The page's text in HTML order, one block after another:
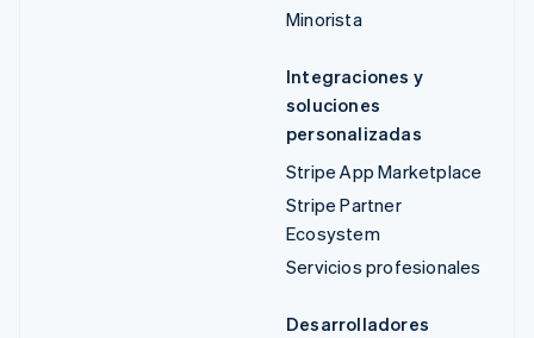
Minorista
Integraciones y
soluciones
personalizadas
Stripe App Marketplace
Stripe Partner
Ecosystem
Servicios profesionales
Desarrolladores